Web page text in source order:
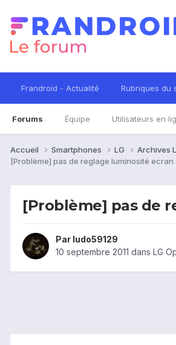
Frandroid - Actualité Rubriques du
Forums Équipe Utilisateurs en
Accueil Smartphones LG Archives
[Problème] pas de reglage luminosité ecran
[Problème] pas de
Par ludo59129
10 septembre 2011 dans LG